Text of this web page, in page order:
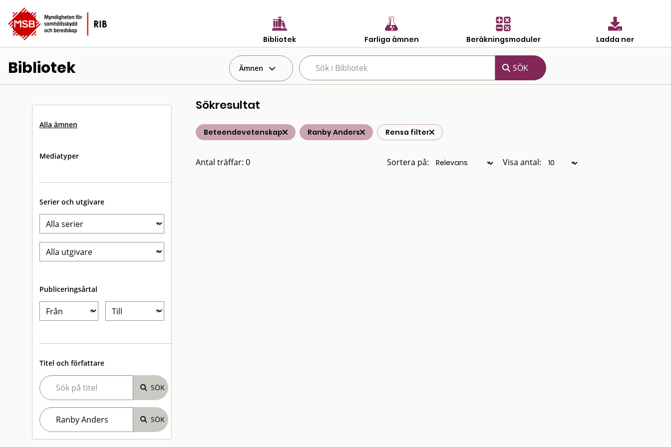
Bibliotek Farliga ämnen Beräkningsmoduler Ladda ner
Bibliotek Ämnen
Alla ämnen
Mediatyper
Serier och utgivare
Publiceringsårtal
Titel och författare
Sökresultat
Beteendevetenskap Ranby Anders Rensa filter
Antal träffar: 0 Sortera på: Visa antal: